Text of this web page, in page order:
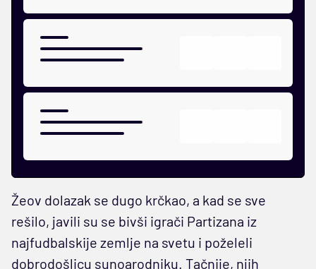
Žeov dolazak se dugo krčkao, a kad se sve
rešilo, javili su se bivši igrači Partizana iz
najfudbalskije zemlje na svetu i poželeli
dobrodošlicu sunoarodniku. Tačnije, njih